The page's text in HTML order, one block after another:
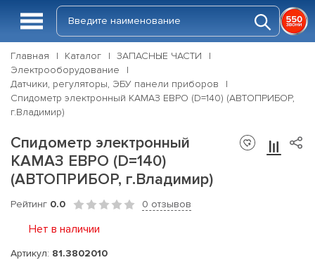
Главная Каталог
ЗАПАСНЫЕ ЧАСТИ
Электрооборудование
Датчики, регуляторы, ЭБУ панели приборов
Спидометр электронный КАМАЗ ЕВРО (D=140) (АВТОПРИБОР,
г.Владимир)
Спидометр электронный
КАМАЗ ЕВРО (D=140)
(АВТОПРИБОР, г.Владимир)
Рейтинг 0.0 0 отзывов
Нет в наличии
Артикул: 81.3802010